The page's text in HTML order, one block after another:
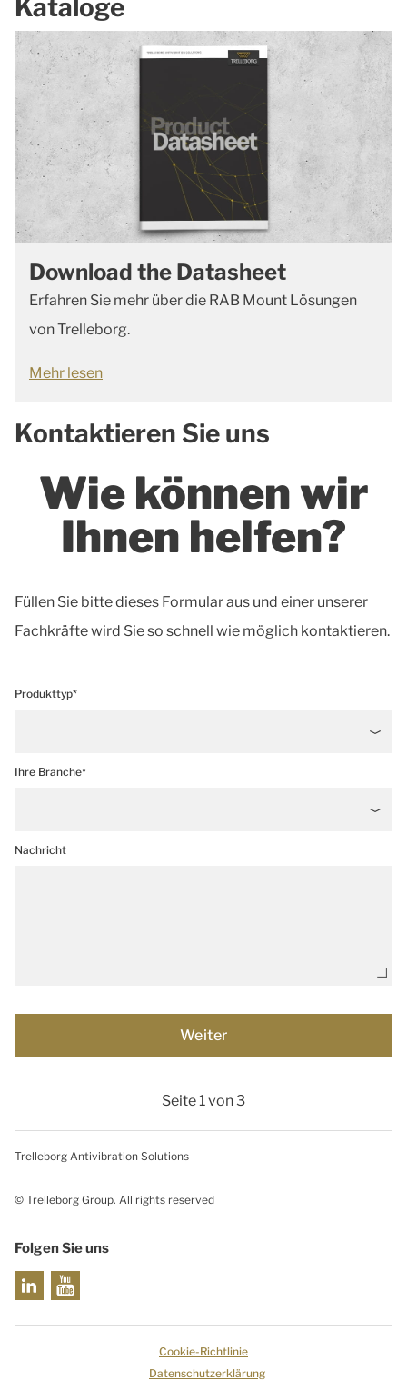
Kataloge
Download the Datasheet
Erfahren Sie mehr über die RAB Mount Lösungen
von Trelleborg.
Mehr lesen
Kontaktieren Sie uns
Wie können wir
Ihnen helfen?
Füllen Sie bitte dieses Formular aus und einer unserer
Fachkräfte wird Sie so schnell wie möglich kontaktieren.
Produkttyp*
Ihre Branche*
Nachricht
Seite 1 von 3
Trelleborg Antivibration Solutions
© Trelleborg Group. All rights reserved
Folgen Sie uns
Cookie-Richtlinie
Datenschutzerklärung